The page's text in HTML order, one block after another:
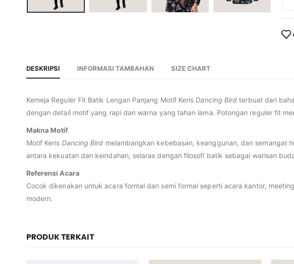
DESKRIPSI INFORMASI TAMBAHAN SIZE CHART
Kemeja Reguler Fit Batik Lengan Panjang Motif Keris Dancing Bird terbuat dari
dengan detail motif yang rapi dan warna yang tahan lama. Potongan reguler fit
Makna Motif
Motif Keris Dancing Bird melambangkan kebebasan, keanggunan, dan semangat
antara kekuatan dan keindahan, selaras dengan filosofi batik sebagai warisan
Referensi Acara
Cocok dikenakan untuk acara formal dan semi formal seperti acara kantor,
modern.
PRODUK TERKAIT